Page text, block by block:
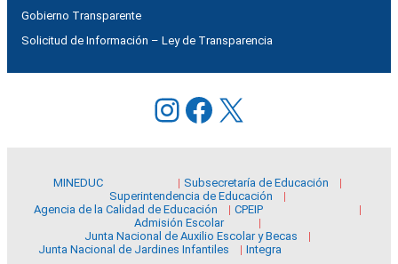
Gobierno Transparente
Solicitud de Información – Ley de Transparencia
Instagram
Facebook
X
MINEDUC
Subsecretaría de Educación
Superintendencia de Educación
Agencia de la Calidad de Educación
CPEIP
Admisión Escolar
Junta Nacional de Auxilio Escolar y Becas
Junta Nacional de Jardines Infantiles
Integra